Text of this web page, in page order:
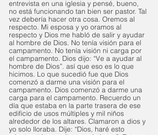
entrevista en una iglesia y pensé, bueno,
no está funcionando tan bien ser pastor. Tal
vez debería hacer otra cosa. Oremos al
respecto. Mi esposa y yo oramos al
respecto y Dios me habló de salir y ayudar
al hombre de Dios. No tenía visión para el
campamento. No tenía visión ni carga por
el campamento. Dios dijo: “Ve a ayudar al
hombre de Dios”. así que eso es lo que
hicimos. Lo que sucedió fue que Dios
comenzó a darme una visión para el
campamento. Dios comenzó a darme una
carga para el campamento. Recuerdo un
día que estaba en la parte trasera de ese
edificio de usos múltiples y mil niños
alrededor de los altares. Clamaron a dios y
yo solo lloraba. Dije: “Dios, haré esto